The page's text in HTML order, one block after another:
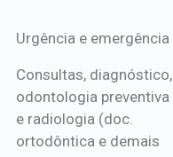
*Procedimentos Amil
Urgência e emergência
Consultas, diagnóstico,
odontologia preventiva
e radiologia (doc.
ortodôntica e demais